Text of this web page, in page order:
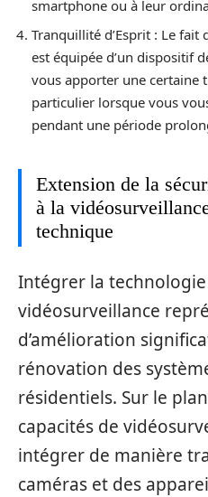
smartphone ou à leur
Tranquillité d’Esprit : Le
est équipée d’un dispositif
vous apporter une certaine
particulier lorsque vous
pendant une période
Extension de la
à la
technique
Intégrer la
vidéosurveillance
d’amélioration
rénovation des
résidentiels. Sur le
capacités de
intégrer de manière
caméras et des